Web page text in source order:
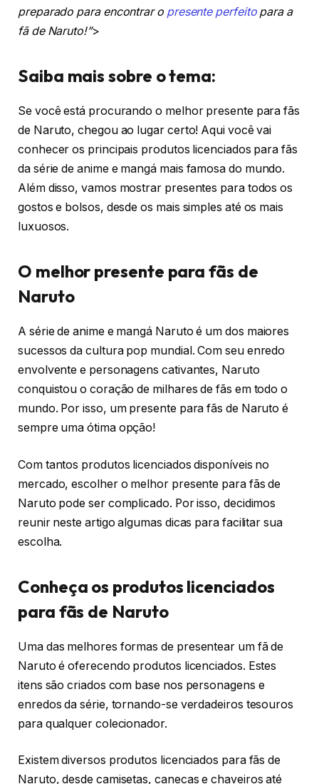
preparado para encontrar o presente perfeitopara a
fã de Naruto!”>
Saiba mais sobre o tema:
Se você está procurando o melhor presente para fãs
de Naruto, chegou ao lugar certo! Aqui você vai
conhecer os principais produtos licenciados para fãs
da série de anime e mangá mais famosa do mundo.
Além disso, vamos mostrar presentes para todos os
gostos e bolsos, desde os mais simples até os mais
luxuosos.
O melhor presente para fãs de
Naruto
A série de anime e mangá Naruto é um dos maiores
sucessos da cultura pop mundial. Com seu enredo
envolvente e personagens cativantes, Naruto
conquistou o coração de milhares de fãs em todo o
mundo. Por isso, um presente para fãs de Naruto é
sempre uma ótima opção!
Com tantos produtos licenciados disponíveis no
mercado, escolher o melhor presente para fãs de
Naruto pode ser complicado. Por isso, decidimos
reunir neste artigo algumas dicas para facilitar sua
escolha.
Conheça os produtos licenciados
para fãs de Naruto
Uma das melhores formas de presentear um fã de
Naruto é oferecendo produtos licenciados. Estes
itens são criados com base nos personagens e
enredos da série, tornando-se verdadeiros tesouros
para qualquer colecionador.
Existem diversos produtos licenciados para fãs de
Naruto, desde camisetas, canecas e chaveiros até